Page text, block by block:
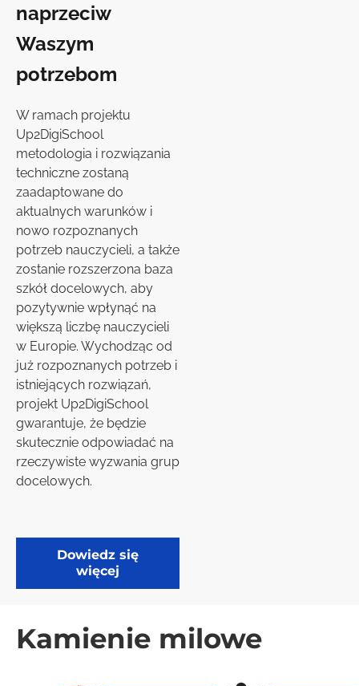
naprzeciw
Waszym
potrzebom
W ramach projektu
Up2DigiSchool
metodologia i rozwiązania
techniczne zostaną
zaadaptowane do
aktualnych warunków i
nowo rozpoznanych
potrzeb nauczycieli, a także
zostanie rozszerzona baza
szkół docelowych, aby
pozytywnie wpłynąć na
większą liczbę nauczycieli
w Europie. Wychodząc od
już rozpoznanych potrzeb i
istniejących rozwiązań,
projekt Up2DigiSchool
gwarantuje, że będzie
skutecznie odpowiadać na
rzeczywiste wyzwania grup
docelowych.
Dowiedz się
więcej
Kamienie milowe